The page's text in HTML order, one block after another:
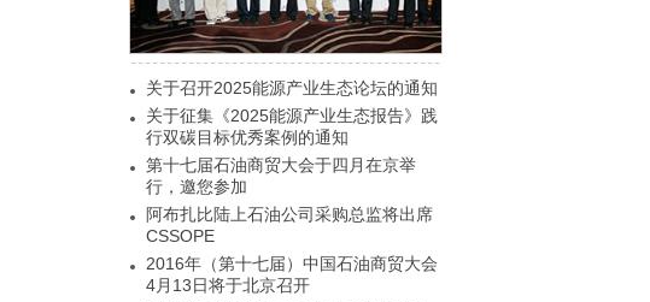
关于召开2025能源产业生态论坛的通知
关于征集《2025能源产业生态报告》践
行双碳目标优秀案例的通知
第十七届石油商贸大会于四月在京举
行，邀您参加
阿布扎比陆上石油公司采购总监将出席
CSSOPE
2016年（第十七届）中国石油商贸大会
4月13日将于北京召开